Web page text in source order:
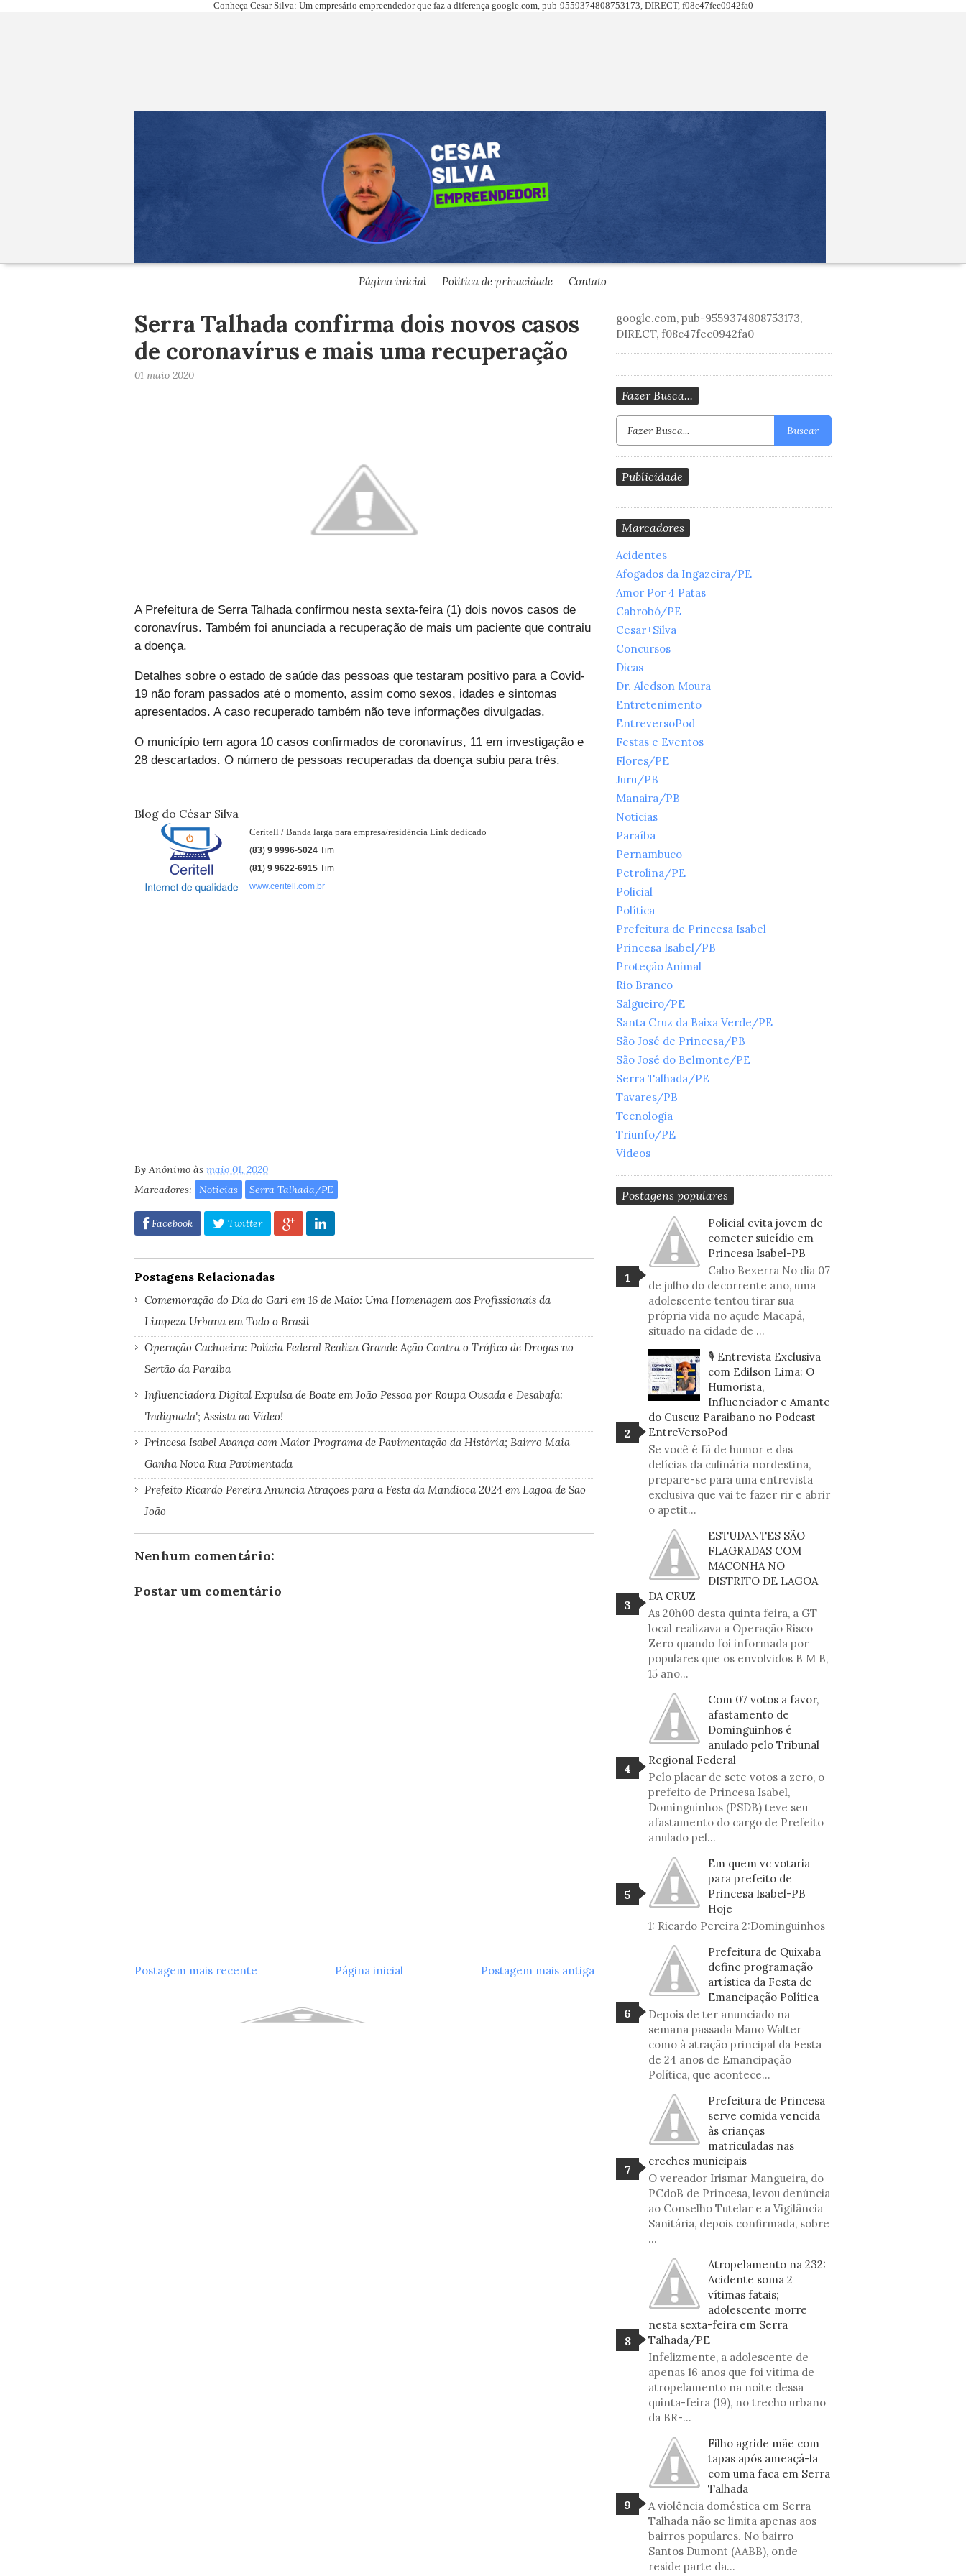
Conheça Cesar Silva: Um empresário empreendedor que faz a diferença google.com, pub-9559374808753173, DIRECT, f08c47fec0942fa0
Página inicial Politica de privacidade Contato
Serra Talhada confirma dois novos casos
de coronavírus e mais uma recuperação
01 maio 2020
A Prefeitura de Serra Talhada confirmou nesta sexta-feira (1) dois novos casos de
coronavírus. Também foi anunciada a recuperação de mais um paciente que contraiu
a doença.
Detalhes sobre o estado de saúde das pessoas que testaram positivo para a Covid-
19 não foram passados até o momento, assim como sexos, idades e sintomas
apresentados. A caso recuperado também não teve informações divulgadas.
O município tem agora 10 casos confirmados de coronavírus, 11 em investigação e
28 descartados. O número de pessoas recuperadas da doença subiu para três.
Blog do César Silva
Ceritell / Banda larga para empresa/residência Link dedicado
(83) 9 9996-5024 Tim
(81) 9 9622-6915 Tim
www.ceritell.com.br
By Anônimo às maio 01, 2020
Marcadores:
Noticias Serra Talhada/PE
Facebook Twitter
Postagens Relacionadas
Comemoração do Dia do Gari em 16 de Maio: Uma Homenagem aos Profissionais da
Limpeza Urbana em Todo o Brasil
Operação Cachoeira: Polícia Federal Realiza Grande Ação Contra o Tráfico de Drogas no
Sertão da Paraíba
Influenciadora Digital Expulsa de Boate em João Pessoa por Roupa Ousada e Desabafa:
'Indignada'; Assista ao Vídeo!
Princesa Isabel Avança com Maior Programa de Pavimentação da História; Bairro Maia
Ganha Nova Rua Pavimentada
Prefeito Ricardo Pereira Anuncia Atrações para a Festa da Mandioca 2024 em Lagoa de São
João
Nenhum comentário:
Postar um comentário
Postagem mais recente Postagem mais antiga
Página inicial
google.com, pub-9559374808753173,
DIRECT, f08c47fec0942fa0
Fazer Busca...
Buscar
Publicidade
Marcadores
Acidentes
Afogados da Ingazeira/PE
Amor Por 4 Patas
Cabrobó/PE
Cesar+Silva
Concursos
Dicas
Dr. Aledson Moura
Entretenimento
EntreversoPod
Festas e Eventos
Flores/PE
Juru/PB
Manaira/PB
Noticias
Paraíba
Pernambuco
Petrolina/PE
Policial
Política
Prefeitura de Princesa Isabel
Princesa Isabel/PB
Proteção Animal
Rio Branco
Salgueiro/PE
Santa Cruz da Baixa Verde/PE
São José de Princesa/PB
São José do Belmonte/PE
Serra Talhada/PE
Tavares/PB
Tecnologia
Triunfo/PE
Videos
Postagens populares
Policial evita jovem de
cometer suicídio em
Princesa Isabel-PB
Cabo Bezerra No dia 07
de julho do decorrente ano, uma
adolescente tentou tirar sua
própria vida no açude Macapá,
situado na cidade de ...
🎙️ Entrevista Exclusiva
com Edilson Lima: O
Humorista,
Influenciador e Amante
do Cuscuz Paraibano no Podcast
EntreVersoPod
Se você é fã de humor e das
delícias da culinária nordestina,
prepare-se para uma entrevista
exclusiva que vai te fazer rir e abrir
o apetit...
ESTUDANTES SÃO
FLAGRADAS COM
MACONHA NO
DISTRITO DE LAGOA
DA CRUZ
As 20h00 desta quinta feira, a GT
local realizava a Operação Risco
Zero quando foi informada por
populares que os envolvidos B M B,
15 ano...
Com 07 votos a favor,
afastamento de
Dominguinhos é
anulado pelo Tribunal
Regional Federal
Pelo placar de sete votos a zero, o
prefeito de Princesa Isabel,
Dominguinhos (PSDB) teve seu
afastamento do cargo de Prefeito
anulado pel...
Em quem vc votaria
para prefeito de
Princesa Isabel-PB
Hoje
1: Ricardo Pereira 2:Dominguinhos
Prefeitura de Quixaba
define programação
artística da Festa de
Emancipação Política
Depois de ter anunciado na
semana passada Mano Walter
como à atração principal da Festa
de 24 anos de Emancipação
Política, que acontece...
Prefeitura de Princesa
serve comida vencida
às crianças
matriculadas nas
creches municipais
O vereador Irismar Mangueira, do
PCdoB de Princesa, levou denúncia
ao Conselho Tutelar e a Vigilância
Sanitária, depois confirmada, sobre
...
Atropelamento na 232:
Acidente soma 2
vítimas fatais;
adolescente morre
nesta sexta-feira em Serra
Talhada/PE
Infelizmente, a adolescente de
apenas 16 anos que foi vítima de
atropelamento na noite dessa
quinta-feira (19), no trecho urbano
da BR-...
Filho agride mãe com
tapas após ameaçá-la
com uma faca em Serra
Talhada
A violência doméstica em Serra
Talhada não se limita apenas aos
bairros populares. No bairro
Santos Dumont (AABB), onde
reside parte da...